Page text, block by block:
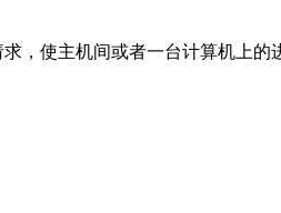
，使主机间或者一台计算机上的